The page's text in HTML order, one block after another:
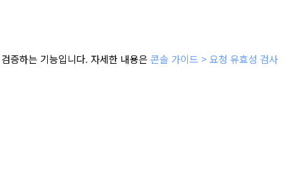
증하는 기능입니다. 자세한 내용은 콘솔 가이드 > 요청 유효성 검사